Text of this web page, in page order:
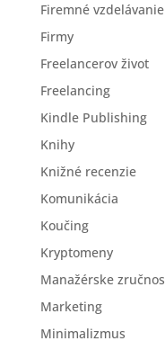
Firemné vzdelávanie
Firmy
Freelancerov život
Freelancing
Kindle Publishing
Knihy
Knižné recenzie
Komunikácia
Koučing
Kryptomeny
Manažérske
Marketing
Minimalizmus